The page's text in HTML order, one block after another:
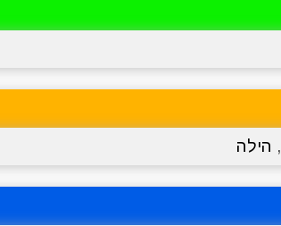
, הילה